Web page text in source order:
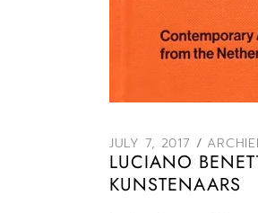
JULY 7, 2017
LUCIANO
KUNSTENAARS